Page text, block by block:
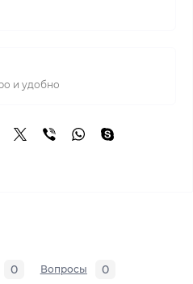
и удобно
0 Вопросы 0